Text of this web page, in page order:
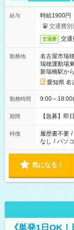
給与
時給1900円
交通費別
交通費 交通
勤務地
名古屋市瑞
瑞穂運動場
新瑞橋駅か
愛知県 名
勤務時間 9:00～
期間 【急募】
特徴 履歴書不要 /
なし / パソ
気になる！
《単発1日OK